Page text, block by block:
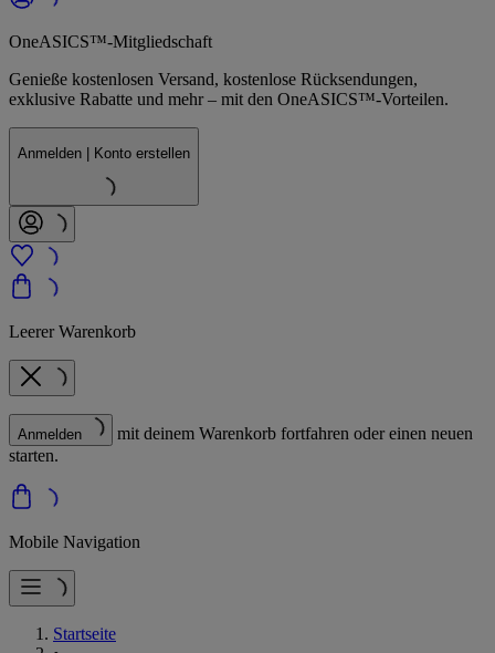
OneASICS™-Mitgliedschaft
Genieße kostenlosen Versand, kostenlose Rücksendungen,
exklusive Rabatte und mehr – mit den OneASICS™-Vorteilen.
Anmelden | Konto erstellen
Leerer Warenkorb
Anmelden
mit deinem Warenkorb fortfahren oder einen neuen
starten.
Mobile Navigation
Startseite